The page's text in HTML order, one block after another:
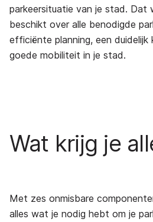
parkeersituatie van je stad. Dat
beschikt over alle benodigde
efficiënte planning, een
goede mobiliteit in je stad.
Wat krijg je
Met zes onmisbare
alles wat je nodig hebt om je